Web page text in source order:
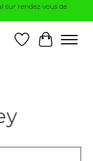
sur rendez-vous de
WishlistCart